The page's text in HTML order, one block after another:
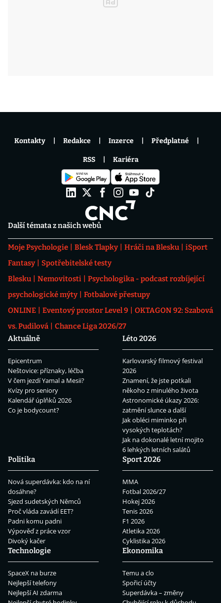
Další témata z našich webů
Moje Psychologie Blesk Tlapky Hráči na Blesku
iSport
Fantasy
Spotřebitelské testy
Blesku
Nemovitosti
Psychologika - podcast rozbíjející
psychologické mýty
Fotbalové přestupy
ONLINE
Eventový prostor Level 9
OKTAGON 92: Szabová
vs. Pudilová
Chance Liga 2026/27
Aktuálně
Epicentrum
Neštovice: příznaky, léčba
V čem jezdí Yamal a Mesii?
Kvízy pro seniory
Kalendář úplňků 2026
Co je bodycount?
Léto 2026
Karlovarský filmový festival
2026
Znamení, že jste potkali
někoho z minulého života
Astronomické úkazy 2026:
zatmění slunce a další
Jak obléci miminko při
vysokých teplotách?
Jak na dokonalé letní mojito
6 lehkých letních salátů
Politika
Nová superdávka: kdo na ní
dosáhne?
Sjezd sudetských Němců
Proč vláda zavádí EET?
Padni komu padni
Výpověď z práce vzor
Divoký kačer
Sport 2026
MMA
Fotbal 2026/27
Hokej 2026
Tenis 2026
F1 2026
Atletika 2026
Cyklistika 2026
Technologie
SpaceX na burze
Nejlepší telefony
Nejlepší AI zdarma
Ekonomika
Temu a clo
Spořicí účty
Superdávka – změny
Kontakty Redakce Inzerce Předplatné
RSS Kariéra